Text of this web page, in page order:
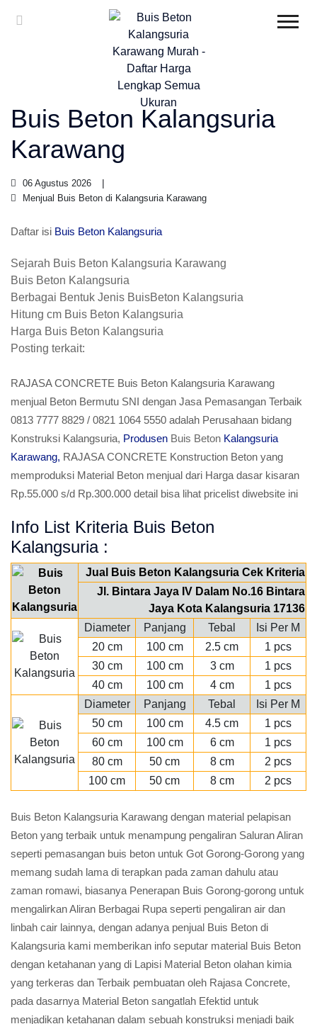
Buis Beton Kalangsuria
Karawang
06 Agustus 2026
Menjual Buis Beton di Kalangsuria Karawang
Daftar isi Buis Beton Kalangsuria
Sejarah Buis Beton Kalangsuria Karawang
Buis Beton Kalangsuria
Berbagai Bentuk Jenis BuisBeton Kalangsuria
Hitung cm Buis Beton Kalangsuria
Harga Buis Beton Kalangsuria
Posting terkait:
RAJASA CONCRETE Buis Beton Kalangsuria Karawang
menjual Beton Bermutu SNI dengan Jasa Pemasangan Terbaik
0813 7777 8829 / 0821 1064 5550 adalah Perusahaan bidang
Konstruksi Kalangsuria, Produsen Buis Beton Kalangsuria
Karawang, RAJASA CONCRETE Konstruction Beton yang
memproduksi Material Beton menjual dari Harga dasar kisaran
Rp.55.000 s/d Rp.300.000 detail bisa lihat pricelist diwebsite ini
Info List Kriteria Buis Beton
Kalangsuria :
Jual Buis Beton Kalangsuria Cek Kriteria
Jl. Bintara Jaya IV Dalam No.16 Bintara
Jaya Kota Kalangsuria 17136
Diameter
Panjang Tebal
Isi Per M
20 cm
100 cm 2.5 cm
1 pcs
30 cm
100 cm 3 cm
1 pcs
40 cm
100 cm 4 cm
1 pcs
Diameter
Panjang Tebal
Isi Per M
50 cm
100 cm 4.5 cm
1 pcs
60 cm
100 cm 6 cm
1 pcs
80 cm
50 cm 8 cm
2 pcs
100 cm
50 cm 8 cm 2 pcs
Buis Beton Kalangsuria Karawang dengan material pelapisan
Beton yang terbaik untuk menampung pengaliran Saluran Aliran
seperti pemasangan buis beton untuk Got Gorong-Gorong yang
memang sudah lama di terapkan pada zaman dahulu atau
zaman romawi, biasanya Penerapan Buis Gorong-gorong untuk
mengalirkan Aliran Berbagai Rupa seperti pengaliran air dan
linbah cair lainnya, dengan adanya penjual Buis Beton di
Kalangsuria kami memberikan info seputar material Buis Beton
dengan ketahanan yang di Lapisi Material Beton olahan kimia
yang terkeras dan Terbaik pembuatan oleh Rajasa Concrete,
pada dasarnya Material Beton sangatlah Efektid untuk
menjadikan ketahanan dalam sebuah konstruksi menjadi baik